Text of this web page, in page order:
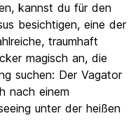
kannst du für den
besichtigen, eine der
traumhaft
magisch an, die
suchen: Der Vagator
nach einem
unter der heißen